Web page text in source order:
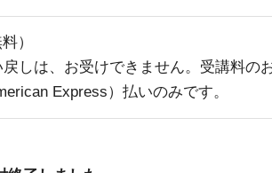
）
しは、お受けできません。受講料の
Express）払いのみです。